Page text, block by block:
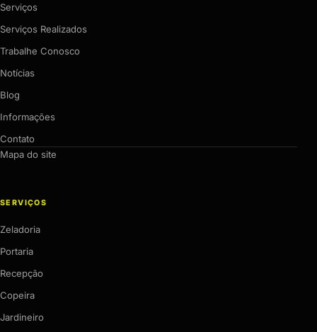
Serviços
Serviços Realizados
Trabalhe Conosco
Notícias
Blog
Informações
Contato
Mapa do site
SERVIÇOS
Zeladoria
Portaria
Recepção
Copeira
Jardineiro